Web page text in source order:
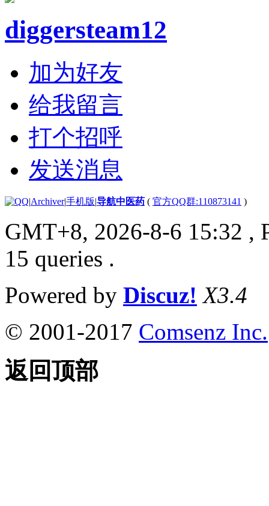
diggersteam12
加为好友
给我留言
打个招呼
发送消息
|Archiver|手机版|导航中医药 ( 官方QQ群:110873141 )
GMT+8, 2026-8-6 15:32 ,
15 queries .
Powered by Discuz! X3.4
© 2001-2017 Comsenz Inc.
返回顶部